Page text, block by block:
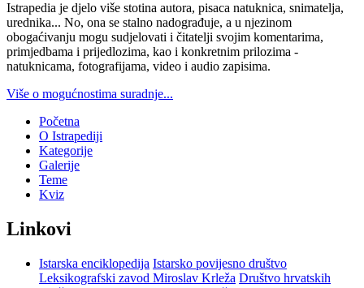
Istrapedia je djelo više stotina autora, pisaca natuknica, snimatelja,
urednika... No, ona se stalno nadograđuje, a u njezinom
obogaćivanju mogu sudjelovati i čitatelji svojim komentarima,
primjedbama i prijedlozima, kao i konkretnim prilozima -
natuknicama, fotografijama, video i audio zapisima.
Više o mogućnostima suradnje...
Početna
O Istrapediji
Kategorije
Galerije
Teme
Kviz
Linkovi
Istarska enciklopedija Istarsko povijesno društvo
Leksikografski zavod Miroslav Krleža Društvo hrvatskih